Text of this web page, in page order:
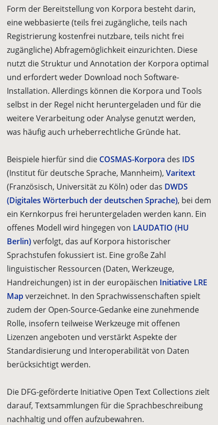
Form der Bereitstellung von Korpora besteht darin,
eine webbasierte (teils frei zugängliche, teils nach
Registrierung kostenfrei nutzbare, teils nicht frei
zugängliche) Abfragemöglichkeit einzurichten. Diese
nutzt die Struktur und Annotation der Korpora optimal
und erfordert weder Download noch Software-
Installation. Allerdings können die Korpora und Tools
selbst in der Regel nicht heruntergeladen und für die
weitere Verarbeitung oder Analyse genutzt werden,
was häufig auch urheberrechtliche Gründe hat.
Beispiele hierfür sind die COSMAS-Korpora des IDS
(Institut für deutsche Sprache, Mannheim), Varitext
(Französisch, Universität zu Köln) oder das DWDS
(Digitales Wörterbuch der deutschen Sprache), bei dem
ein Kernkorpus frei heruntergeladen werden kann. Ein
offenes Modell wird hingegen von LAUDATIO (HU
Berlin)verfolgt, das auf Korpora historischer
Sprachstufen fokussiert ist. Eine große Zahl
linguistischer Ressourcen (Daten, Werkzeuge,
Handreichungen) ist in der europäischen Initiative LRE
Mapverzeichnet. In den Sprachwissenschaften spielt
zudem der Open-Source-Gedanke eine zunehmende
Rolle, insofern teilweise Werkzeuge mit offenen
Lizenzen angeboten und verstärkt Aspekte der
Standardisierung und Interoperabilität von Daten
berücksichtigt werden.
Die DFG-geförderte Initiative Open Text Collections zielt
darauf, Textsammlungen für die Sprachbeschreibung
nachhaltig und offen aufzubewahren.